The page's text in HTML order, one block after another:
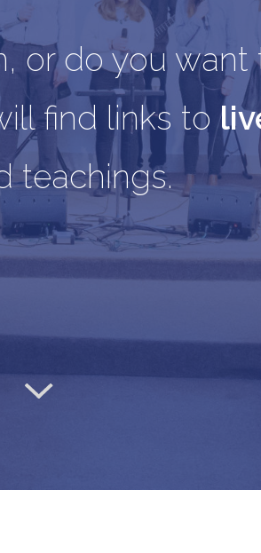
or do you
find links to
teachings.